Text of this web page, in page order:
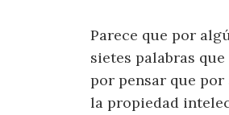
Parece que por
sietes palabras
por pensar que
la propiedad